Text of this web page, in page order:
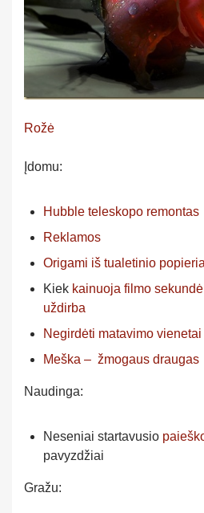
Rožė
Įdomu:
Hubble teleskopo remontas
Reklamos
Origami iš tualetinio
Kiek kainuoja filmo
uždirba
Negirdėti matavimo vienetai
Meška – žmogaus draugas
Naudinga:
Neseniai startavusio
pavyzdžiai
Gražu: